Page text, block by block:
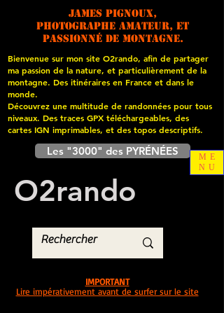
James PIGNOUX,
photographe amateur, et
passionné de montagne.
Bienvenue sur mon site O2rando, afin de partager
ma passion de la nature, et particulièrement de la
montagne. Des itinéraires en France et dans le
monde.
Découvrez une multitude de randonnées pour tous
niveaux. Des traces GPX téléchargeables, des
cartes IGN imprimables, et des topos descriptifs.
Les "3000" des PYRÉNÉES
O2rando
IMPORTANT
Lire impérativement avant de surfer sur le site
ME
NU